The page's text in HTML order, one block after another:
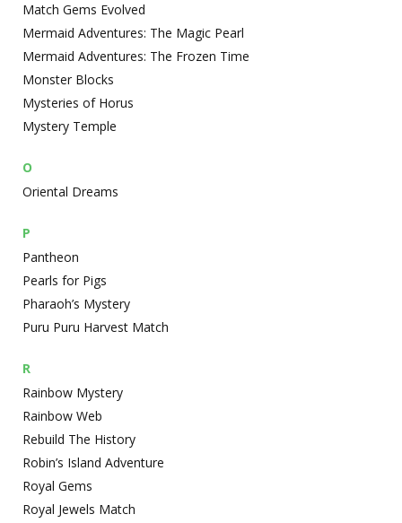
Match Gems Evolved
Mermaid Adventures: The Magic Pearl
Mermaid Adventures: The Frozen Time
Monster Blocks
Mysteries of Horus
Mystery Temple
O
Oriental Dreams
P
Pantheon
Pearls for Pigs
Pharaoh’s Mystery
Puru Puru Harvest Match
R
Rainbow Mystery
Rainbow Web
Rebuild The History
Robin’s Island Adventure
Royal Gems
Royal Jewels Match